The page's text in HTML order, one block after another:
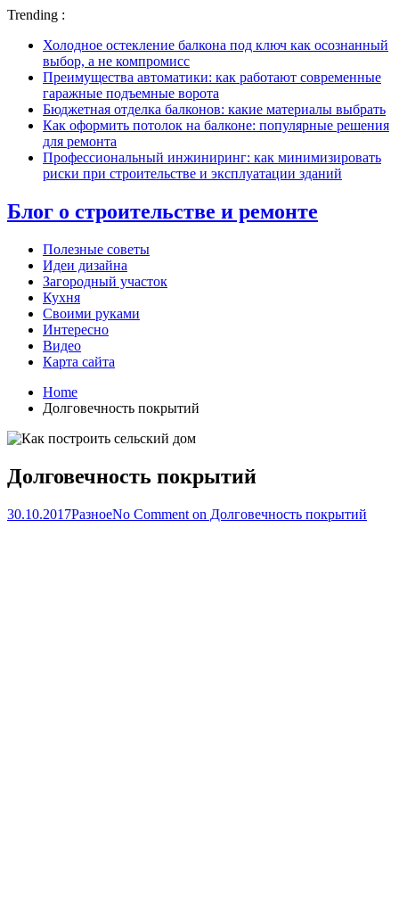
Trending :
Холодное остекление балкона под ключ как осознанный
выбор, а не компромисс
Преимущества автоматики: как работают современные
гаражные подъемные ворота
Бюджетная отделка балконов: какие материалы выбрать
Как оформить потолок на балконе: популярные решения
для ремонта
Профессиональный инжиниринг: как минимизировать
риски при строительстве и эксплуатации зданий
Блог о строительстве и ремонте
Полезные советы
Идеи дизайна
Загородный участок
Кухня
Своими руками
Интересно
Видео
Карта сайта
Home
Долговечность покрытий
Долговечность покрытий
30.10.2017РазноеNo Comment on Долговечность покрытий